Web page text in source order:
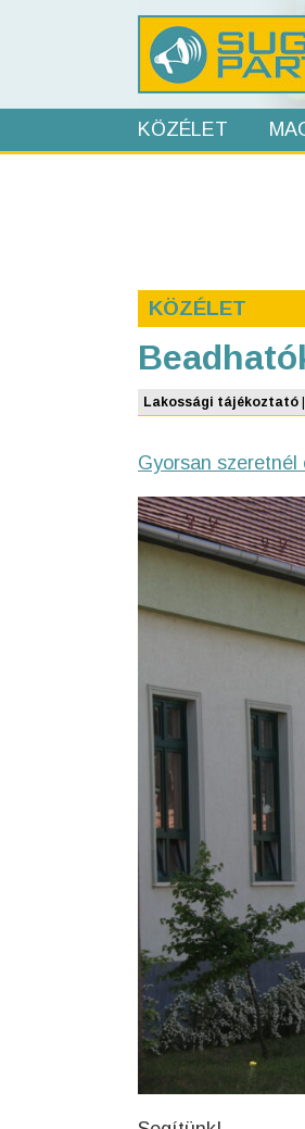
KÖZÉLET
KÖZÉLET
Lakossági tájékoztató
Gyorsan